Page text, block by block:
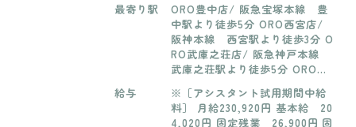
市南武庫之荘3丁目35-1 サンタ
ウンハイツ1階 ORO緑地公園店/
大阪府豊中市寺内1丁目11-23 ハ
イネス緑地公園1階 ORO宝塚店/
兵庫県宝塚市武庫川町1-2 ビガ
ーポリス133宝塚2Ｆ ORO西大寺
店/ 奈良県奈良市西大寺本町2ー
20 プラムキャッスルS-1 1階 O
最寄り駅
ORO豊中店/ 阪急宝塚本線 豊
中駅より徒歩5分 ORO西宮店/
阪神本線 西宮駅より徒歩3分 O
RO武庫之荘店/ 阪急神戸本線
武庫之荘駅より徒歩5分 ORO緑
地公園駅より徒歩7分 ORO宝塚
店/ 阪急今津線 宝塚南口駅 OR
給与
※［アシスタント試用期間中給
料］ 月給230,920円 基本給 20
4,020円 固定残業 26,900円 固